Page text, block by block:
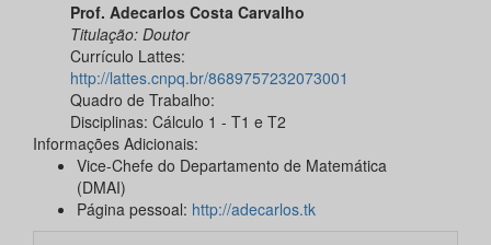
Prof. Adecarlos Costa Carvalho
Titulação: Doutor
Currículo Lattes:
http://lattes.cnpq.br/8689757232073001
Quadro de Trabalho:
Disciplinas: Cálculo 1 - T1 e T2
Informações Adicionais:
Vice-Chefe do Departamento de Matemática
(DMAI)
Página pessoal: http://adecarlos.tk